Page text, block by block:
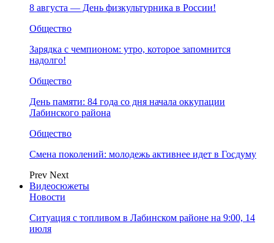
8 августа — День физкультурника в России!
Общество
Зарядка с чемпионом: утро, которое запомнится
надолго!
Общество
День памяти: 84 года со дня начала оккупации
Лабинского района
Общество
Смена поколений: молодежь активнее идет в Госдуму
Prev Next
Видеосюжеты
Новости
Ситуация с топливом в Лабинском районе на 9:00, 14
июля